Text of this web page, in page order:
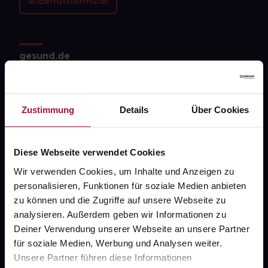
Zustimmung Details Über Cookies
Diese Webseite verwendet Cookies
Wir verwenden Cookies, um Inhalte und Anzeigen zu
personalisieren, Funktionen für soziale Medien anbieten
zu können und die Zugriffe auf unsere Webseite zu
analysieren. Außerdem geben wir Informationen zu
Deiner Verwendung unserer Webseite an unsere Partner
für soziale Medien, Werbung und Analysen weiter.
Unsere Partner führen diese Informationen
gesund.de
Karriere
Newsletter
Barrierefreiheitserklärung
PAYBACK
gesund-versorger.de
Sanitätshäuser
Datenschutz
AGB